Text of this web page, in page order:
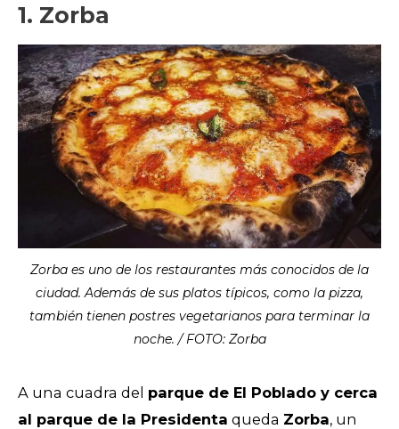
1. Zorba
Zorba es uno de los restaurantes más conocidos de la
ciudad. Además de sus platos típicos, como la pizza,
también tienen postres vegetarianos para terminar la
noche. / FOTO: Zorba
A una cuadra del parque de El Poblado y cerca
al parque de la Presidenta queda Zorba, un